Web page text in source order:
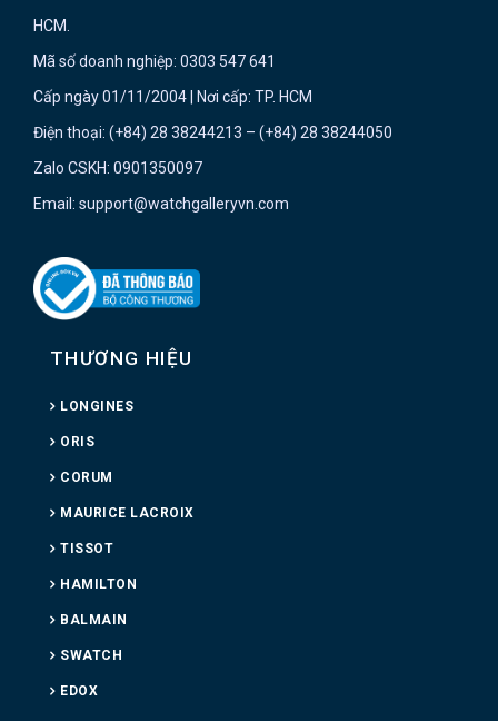
HCM.
Mã số doanh nghiệp: 0303 547 641
Cấp ngày 01/11/2004 | Nơi cấp: TP. HCM
Điện thoại: (+84) 28 38244213 – (+84) 28 38244050
Zalo CSKH: 0901350097
Email: support@watchgalleryvn.com
THƯƠNG HIỆU
LONGINES
ORIS
CORUM
MAURICE LACROIX
TISSOT
HAMILTON
BALMAIN
SWATCH
EDOX